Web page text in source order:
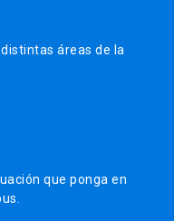
áreas de la
que ponga en